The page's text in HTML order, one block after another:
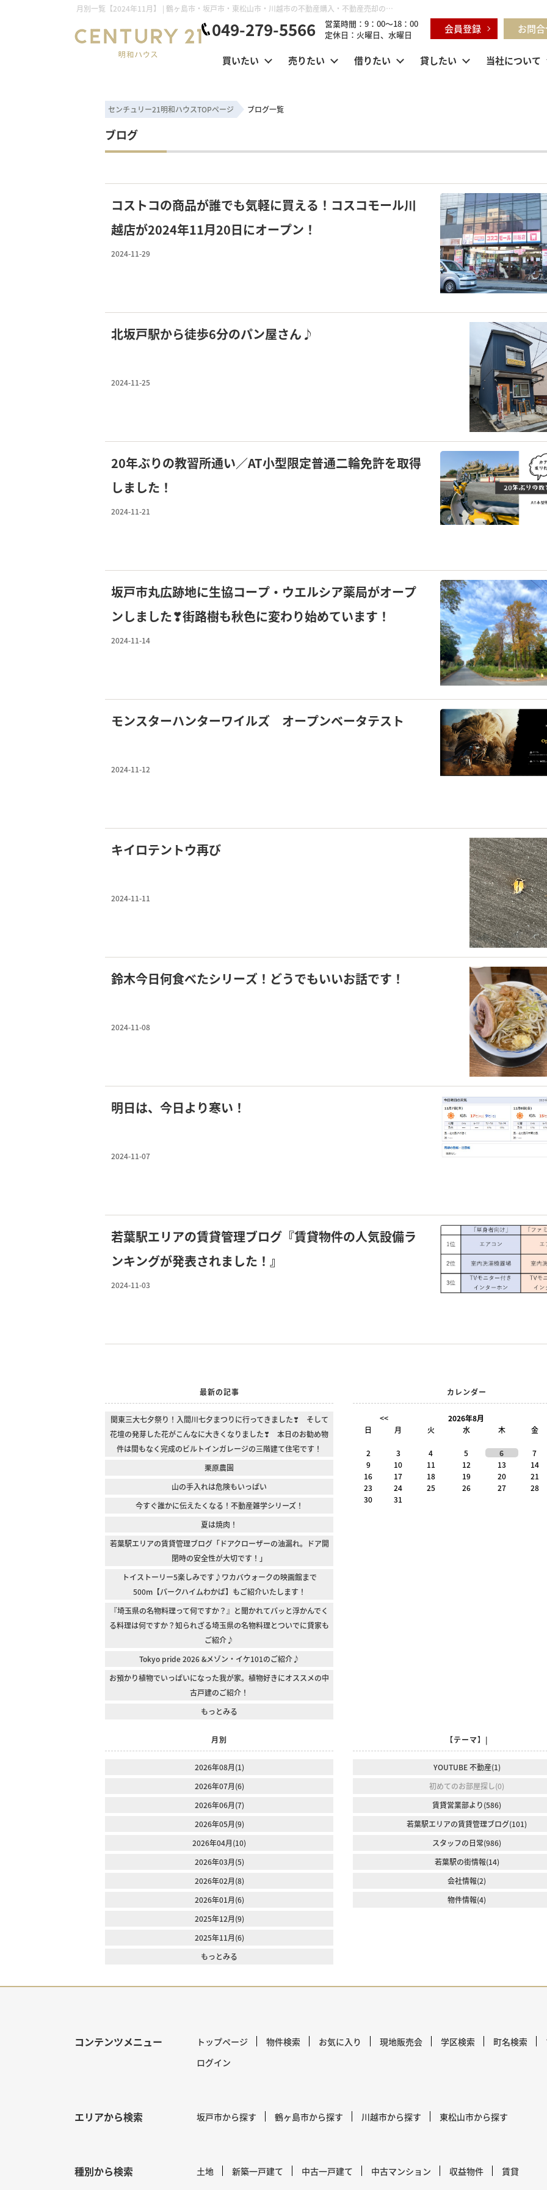
月別一覧【2024年11月】 | 鶴ヶ島市・坂戸市・東松山市・川越市の不動産購入・不動産売却のことならセンチュリー21明和ハウス
049-279-5566
営業時間：9：00～18：00
定休日：火曜日、水曜日
会員登録 お問
買いたい 売りたい 借りたい 貸したい 当社について
センチュリー21明和ハウスTOPページ ブログ一覧
ブログ
コストコの商品が誰でも気軽に買える！コスコモール川
越店が2024年11月20日にオープン！
2024-11-29
北坂戸駅から徒歩6分のパン屋さん♪
2024-11-25
20年ぶりの教習所通い／AT小型限定普通二輪免許を取得
しました！
2024-11-21
坂戸市丸広跡地に生協コープ・ウエルシア薬局がオープ
ンしました❣街路樹も秋色に変わり始めています！
2024-11-14
モンスターハンターワイルズ オープンベータテスト
2024-11-12
キイロテントウ再び
2024-11-11
鈴木今日何食べたシリーズ！どうでもいいお話です！
2024-11-08
明日は、今日より寒い！
2024-11-07
若葉駅エリアの賃貸管理ブログ『賃貸物件の人気設備ラ
ンキングが発表されました！』
2024-11-03
最新の記事
関東三大七夕祭り！入間川七夕まつりに行ってきました❣ そして
花壇の発芽した花がこんなに大きくなりました❣ 本日のお勧め物
件は間もなく完成のビルトインガレージの三階建て住宅です！
栗原農園
山の手入れは危険もいっぱい
今すぐ誰かに伝えたくなる！不動産雑学シリーズ！
夏は焼肉！
若葉駅エリアの賃貸管理ブログ「ドアクローザーの油漏れ。ドア開
閉時の安全性が大切です！」
トイストーリー5楽しみです♪ワカバウォークの映画館まで
500m【パークハイムわかば】もご紹介いたします！
『埼玉県の名物料理って何ですか？』と聞かれてパッと浮かんでく
る料理は何ですか？知られざる埼玉県の名物料理とついでに貸家も
ご紹介♪
Tokyo pride 2026 &メゾン・イケ101のご紹介♪
お預かり植物でいっぱいになった我が家。植物好きにオススメの中
古戸建のご紹介！
もっとみる
カレンダー
<<
2026年8月
日
月 火 水 木 金
2 3 4 5 6
7
9
10 11 12 13
14
16
17 18 19 20
21
23
24 25 26 27
28
30
31
月別
2026年08月(1)
2026年07月(6)
2026年06月(7)
2026年05月(9)
2026年04月(10)
2026年03月(5)
2026年02月(8)
2026年01月(6)
2025年12月(9)
2025年11月(6)
もっとみる
【テーマ】|
YOUTUBE 不動産(1)
初めてのお部屋探し(0)
賃貸営業部より(586)
若葉駅エリアの賃貸管理ブログ(101)
スタッフの日常(986)
若葉駅の街情報(14)
会社情報(2)
物件情報(4)
コンテンツメニュー トップページ 物件検索 お気に入り 現地販売会 学区検索 町名検索
ログイン
エリアから検索 坂戸市から探す 鶴ヶ島市から探す 川越市から探す 東松山市から探す
種別から検索 土地 新築一戸建て 中古一戸建て 中古マンション 収益物件 賃貸